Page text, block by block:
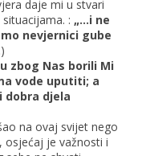
daje mi u stvari
: „…i ne
nevjernici gube
zbog Nas borili Mi
vode uputiti; a
dobra djela
na ovaj svijet nego
osjećaj je važnosti i